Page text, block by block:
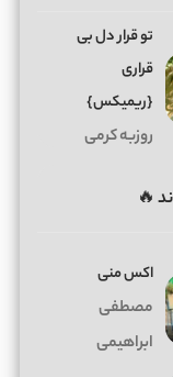
تو قرار دل بی
قراری
{ریمیکس}
روزبه کرمی
🔥
اکس منی
مصطفی
ابراهیمی